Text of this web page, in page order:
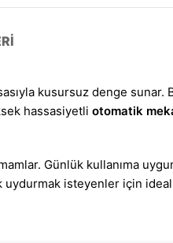
kusursuz denge sunar.
hassasiyetli otomatik
Günlük kullanıma
uydurmak isteyenler için